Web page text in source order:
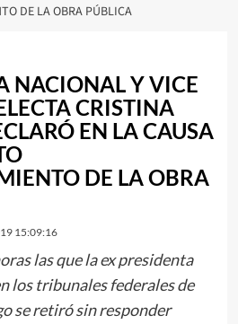
DE LA OBRA PÚBLICA
NACIONAL Y VICE
CRISTINA
EN LA CAUSA
DE LA OBRA
15:09:16
las que la ex presidenta
los tribunales federales de
se retiró sin responder